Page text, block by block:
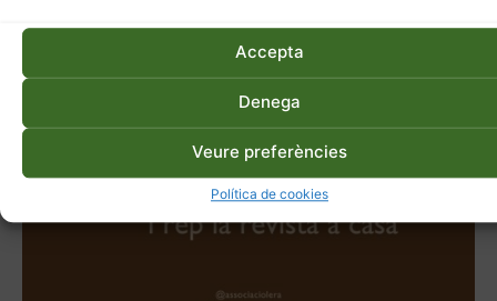
Accepta
Denega
Veure preferències
Política de cookies